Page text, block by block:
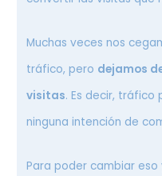
Muchas veces nos
tráfico, pero dejamos
visitas. Es decir, tráfico
ninguna intención de
Para poder cambiar